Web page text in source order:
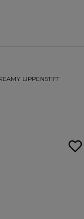
LIPPENSTIFT